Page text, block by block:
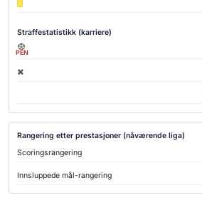
Straffestatistikk (karriere)
PEN
Rangering etter prestasjoner (nåværende liga)
Scoringsrangering
Innsluppede mål-rangering